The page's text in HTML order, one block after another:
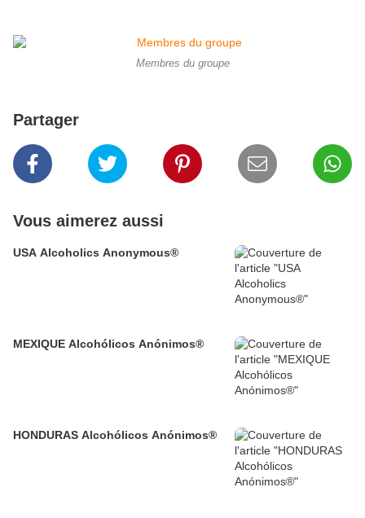
Membres du groupe
Partager
Vous aimerez aussi
USA Alcoholics Anonymous®
MEXIQUE Alcohólicos Anónimos®
HONDURAS Alcohólicos Anónimos®